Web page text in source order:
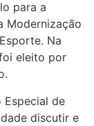
para a
Modernização
Na
eleito por
Especial de
discutir e